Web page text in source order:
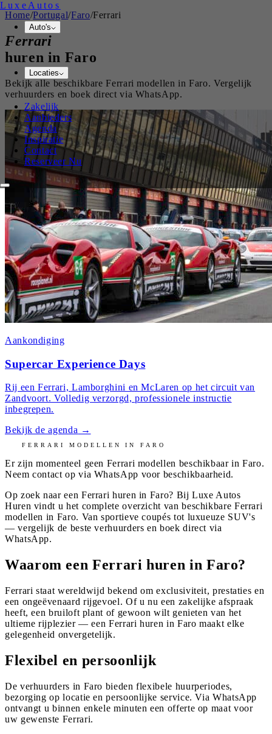
Luxe Autos
Auto's
Locaties
Zakelijk
Aanbieders
Agenda
Inspiratie
Contact
Reserveer Nu
Home/Portugal/Faro/Ferrari
Ferrari
huren in Faro
Bekijk alle beschikbareFerrari modellen inFaro. Vergelijk
verhuurders en boek direct via WhatsApp.
Aankondiging
Supercar Experience Days
Rij een Ferrari, Lamborghini en McLaren op het circuit van
Zandvoort. Volledig verzorgd, professionele instructie
inbegrepen.
Bekijk de agenda →
FERRARI MODELLEN INFARO
Er zijn momenteel geen Ferrari modellen beschikbaar inFaro.
Neem contact op via WhatsApp voor beschikbaarheid.
Op zoek naar een Ferrari huren in Faro? Bij Luxe Autos
Huren vindt u het complete overzicht van beschikbare Ferrari
modellen in Faro. Van sportieve coupés tot luxueuze SUV's
— vergelijk de beste verhuurders en boek direct via
WhatsApp.
Waarom een Ferrari huren in Faro?
Ferrari staat wereldwijd bekend om exclusiviteit, prestaties en
een ongeëvenaard rijgevoel. Of u nu een zakelijke afspraak
heeft, een bruiloft plant of gewoon wilt genieten van het
ultieme rijplezier — een Ferrari huren in Faro maakt elke
gelegenheid onvergetelijk.
Flexibel en persoonlijk
De verhuurders in Faro bieden flexibele huurperiodes,
bezorging op locatie en persoonlijke service. Via WhatsApp
ontvangt u binnen enkele minuten een offerte op maat voor
uw gewenste Ferrari.